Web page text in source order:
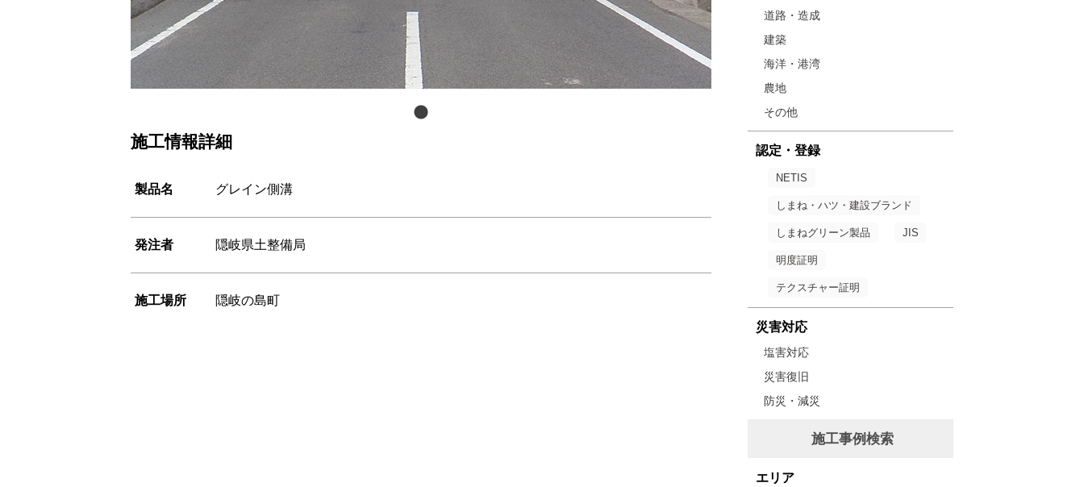
施工情報詳細
製品名 グレイン側溝
発注者 隠岐県土整備局
施工場所 隠岐の島町
道路・造成
建築
海洋・港湾
農地
その他
認定・登録
NETIS
しまね・ハツ・建設ブランド
しまねグリーン製品 JIS
明度証明
テクスチャー証明
災害対応
塩害対応
災害復旧
防災・減災
施工事例検索
エリア